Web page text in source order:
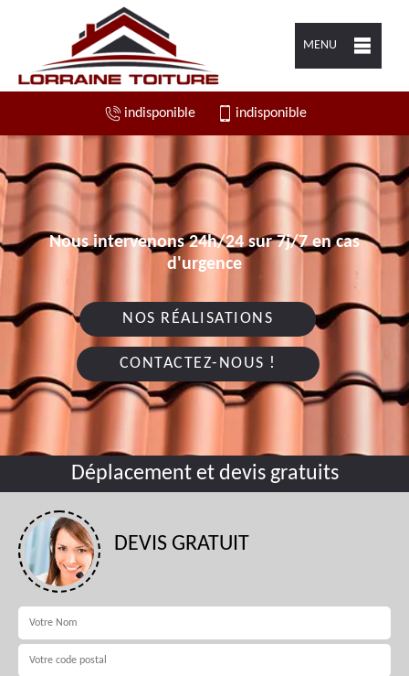
MENU
indisponible indisponible
Nous intervenons 24h/24 sur 7j/7 en cas
d'urgence
NOS RÉALISATIONS
CONTACTEZ-NOUS !
Déplacement et devis gratuits
DEVIS GRATUIT